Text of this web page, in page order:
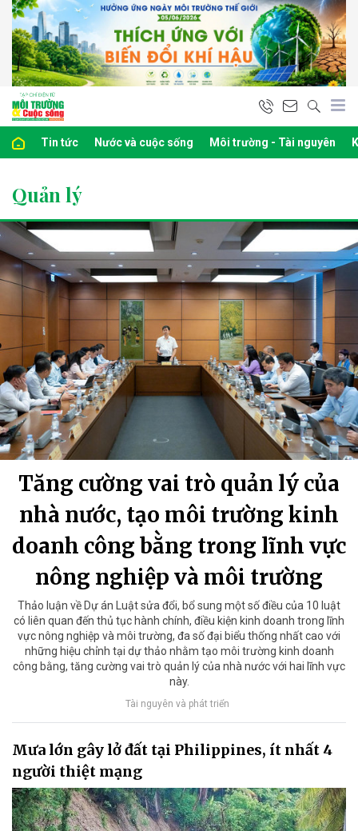
Tin tức Nước và cuộc sống Môi trường - Tài nguyên
Quản lý
Tăng cường vai trò quản lý của
nhà nước, tạo môi trường kinh
doanh công bằng trong lĩnh vực
nông nghiệp và môi trường
Thảo luận về Dự án Luật sửa đổi, bổ sung một số điều của 10 luật
có liên quan đến thủ tục hành chính, điều kiện kinh doanh trong lĩnh
vực nông nghiệp và môi trường, đa số đại biểu thống nhất cao với
những hiệu chỉnh tại dự thảo nhằm tạo môi trường kinh doanh
công bằng, tăng cường vai trò quản lý của nhà nước với hai lĩnh vực
này.
Tài nguyên và phát triển
Mưa lớn gây lở đất tại Philippines, ít nhất 4
người thiệt mạng